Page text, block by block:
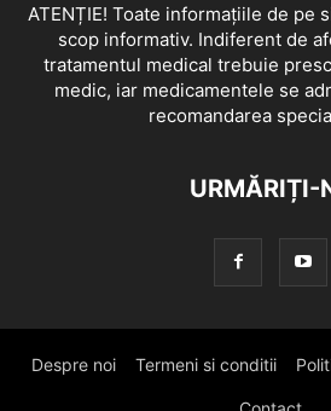
ATENȚIE! Toate informațiile de pe
scop informativ. Indiferent de
tratamentul medical trebuie
medic, iar medicamentele se
recomandarea
URMĂRIȚI-
Despre noi Termeni si conditii